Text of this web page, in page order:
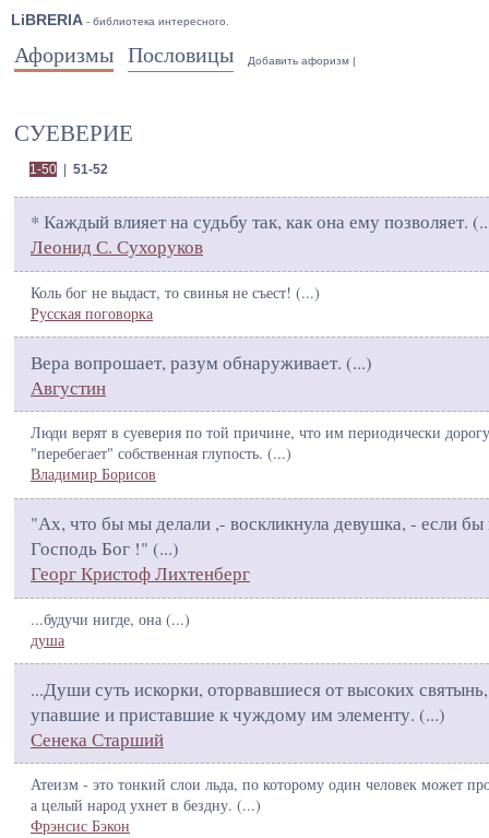
LiBRERIA - библиотека интересного.
Афоризмы Пословицы Добавить афоризм |
СУЕВЕРИЕ
1-50| 51-52
* Каждый влияет на судьбу так, как она ему позволяет. (
Леонид С. Сухоруков
Коль бог не выдаст, то свинья не съест! (...)
Русская поговорка
Вера вопрошает, разум обнаруживает. (...)
Августин
Люди верят в суеверия по той причине, что им периодически дорогу
"перебегает" собственная глупость. (...)
Владимир Борисов
"Ах, что бы мы делали ,- воскликнула девушка, - если бы
Господь Бог !" (...)
Георг Кристоф Лихтенберг
...будучи нигде, она (...)
душа
...Души суть искорки, оторвавшиеся от высоких святынь,
упавшие и приставшие к чуждому им элементу. (...)
Сенека Старший
Атеизм - это тонкий слои льда, по которому один человек может
а целый народ ухнет в бездну. (...)
Фрэнсис Бэкон